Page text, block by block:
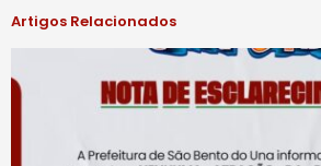
Artigos Relacionados